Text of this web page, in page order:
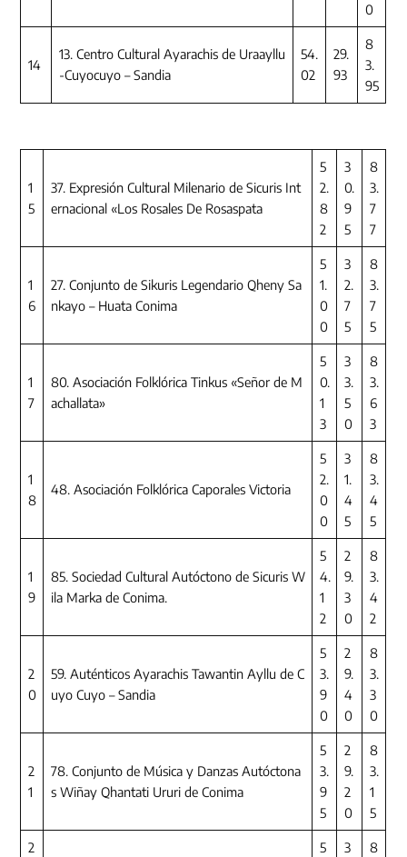
0
14
13. Centro Cultural Ayarachis de Uraayllu
-Cuyocuyo – Sandia
54.
02
29.
93
8
3.
95
1
5
37. Expresión Cultural Milenario de Sicuris Int
ernacional «Los Rosales De Rosaspata
5
2.
8
2
3
0.
9
5
8
3.
7
7
1
6
27. Conjunto de Sikuris Legendario Qheny Sa
nkayo – Huata Conima
5
1.
0
0
3
2.
7
5
8
3.
7
5
1
7
80. Asociación Folklórica Tinkus «Señor de M
achallata»
5
0.
1
3
3
3.
5
0
8
3.
6
3
1
8
48. Asociación Folklórica Caporales Victoria
5
2.
0
0
3
1.
4
5
8
3.
4
5
1
9
85. Sociedad Cultural Autóctono de Sicuris W
ila Marka de Conima.
5
4.
1
2
2
9.
3
0
8
3.
4
2
2
0
59. Auténticos Ayarachis Tawantin Ayllu de C
uyo Cuyo – Sandia
5
3.
9
0
2
9.
4
0
8
3.
3
0
2
1
78. Conjunto de Música y Danzas Autóctona
s Wiñay Qhantati Ururi de Conima
5
3.
9
5
2
9.
2
0
8
3.
1
5
2 5 3 8